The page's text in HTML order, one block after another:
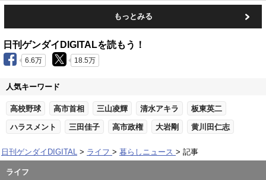
もっとみる
日刊ゲンダイDIGITALを読もう！
6.6万 18.5万
人気キーワード
高校野球 高市首相 三山凌輝 清水アキラ 板東英二
ハラスメント 三田佳子 高市政権 大岩剛 黄川田仁志
日刊ゲンダイDIGITAL ライフ 暮らしニュース 記事
ライフ